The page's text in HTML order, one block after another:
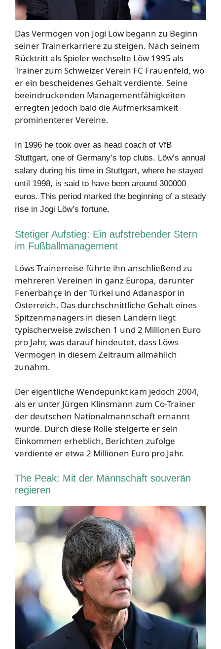
Das Vermögen von Jogi Löw begann zu Beginn
seiner Trainerkarriere zu steigen. Nach seinem
Rücktritt als Spieler wechselte Löw 1995 als
Trainer zum Schweizer Verein FC Frauenfeld, wo
er ein bescheidenes Gehalt verdiente. Seine
beeindruckenden Managementfähigkeiten
erregten jedoch bald die Aufmerksamkeit
prominenterer Vereine.
In 1996 he took over as head coach of VfB
Stuttgart, one of Germany’s top clubs. Löw’s annual
salary during his time in Stuttgart, where he stayed
until 1998, is said to have been around 300000
euros. This period marked the beginning of a steady
rise in Jogi Löw’s fortune.
Stetiger Aufstieg: Ein aufstrebender Stern
im Fußballmanagement
Löws Trainerreise führte ihn anschließend zu
mehreren Vereinen in ganz Europa, darunter
Fenerbahçe in der Türkei und Adanaspor in
Österreich. Das durchschnittliche Gehalt eines
Spitzenmanagers in diesen Ländern liegt
typischerweise zwischen 1 und 2 Millionen Euro
pro Jahr, was darauf hindeutet, dass Löws
Vermögen in diesem Zeitraum allmählich
zunahm.
Der eigentliche Wendepunkt kam jedoch 2004,
als er unter Jürgen Klinsmann zum Co-Trainer
der deutschen Nationalmannschaft ernannt
wurde. Durch diese Rolle steigerte er sein
Einkommen erheblich, Berichten zufolge
verdiente er etwa 2 Millionen Euro pro Jahr.
The Peak: Mit der Mannschaft souverän
regieren